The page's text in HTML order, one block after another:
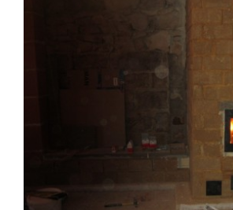
Poêle de masse L avec
Poêle de Masse
Bellecombe-en-
Portet 64330